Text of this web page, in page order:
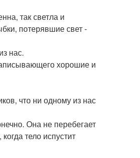
так светла и
потерявшие свет -
нас.
хорошие и
что ни одному из нас
Она не перебегает
тело испустит